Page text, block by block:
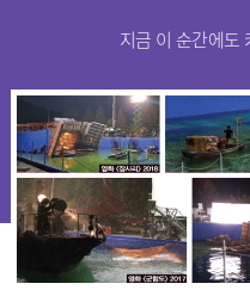
지금 이 순간에도